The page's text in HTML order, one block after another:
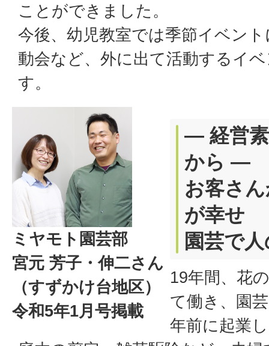
ことができました。
今後、幼児教室では季節イベン
動会など、外に出て活動するイ
す。
ミヤモト園芸部
宮元 芳子・伸二さん
（すずかけ台地区）
令和5年1月号掲載
― 経営
から ―
お客さ
が幸せ
園芸で
19年間、花
て働き、園
年前に起業